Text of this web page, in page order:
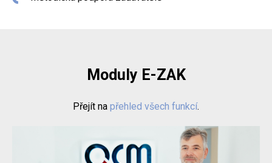
Moduly E-ZAK
Přejít na přehled všech funkcí.